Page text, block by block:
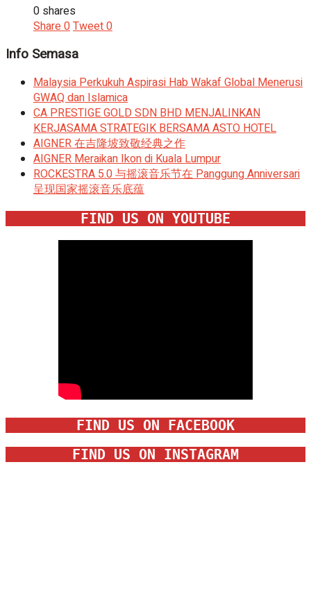
0 shares
Share0Tweet0
Info Semasa
Malaysia Perkukuh Aspirasi Hab Wakaf Global Menerusi
GWAQ dan Islamica
CA PRESTIGE GOLD SDN BHD MENJALINKAN
KERJASAMA STRATEGIK BERSAMA ASTO HOTEL
AIGNER 在吉隆坡致敬经典之作
AIGNER Meraikan Ikon di Kuala Lumpur
ROCKESTRA 5.0 与摇滚音乐节在 Panggung Anniversari
呈现国家摇滚音乐底蕴
FIND US ON YOUTUBE
FIND US ON FACEBOOK
FIND US ON INSTAGRAM